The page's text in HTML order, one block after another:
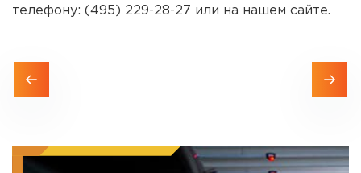
телефону: (495) 229-28-27 или на нашем сайте.